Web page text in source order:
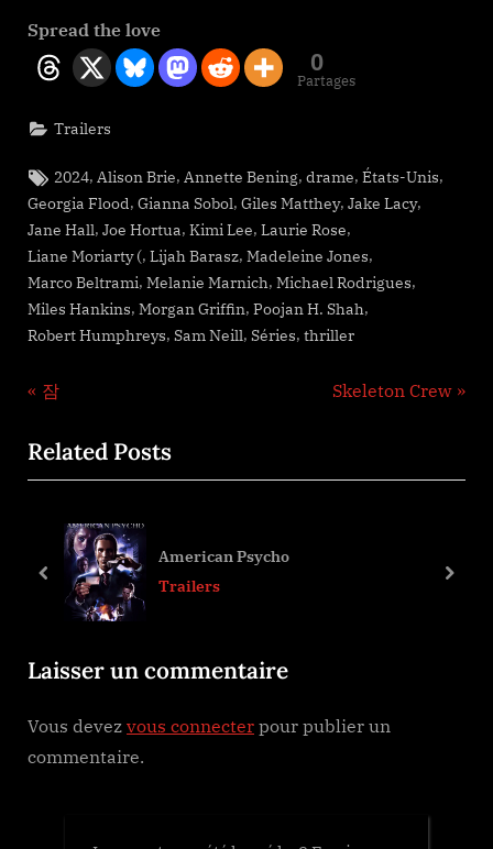
Spread the love
0
Partages
Trailers
Tags:
2024, Alison Brie, Annette Bening,drame,États-Unis,
Georgia Flood, Gianna Sobol, Giles Matthey, Jake Lacy,
Jane Hall, Joe Hortua, Kimi Lee, Laurie Rose,
Liane Moriarty (, Lijah Barasz, Madeleine Jones,
Marco Beltrami, Melanie Marnich, Michael Rodrigues,
Miles Hankins, Morgan Griffin, Poojan H. Shah,
Robert Humphreys, Sam Neill, Séries, thriller
Navigation
de
l’article
P
e
v
u
o
t
:
잠
N
t
Skeleton Crew
Related Posts
American Psycho
Trailers
prev next
Laisser un commentaire
Vous devez vous connecter pour publier un
commentaire.